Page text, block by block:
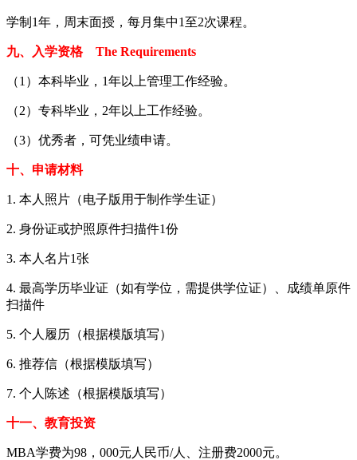
学制1年，周末面授，每月集中1至2次课程。
九、入学资格 The Requirements
（1）本科毕业，1年以上管理工作经验。
（2）专科毕业，2年以上工作经验。
（3）优秀者，可凭业绩申请。
十、申请材料
1. 本人照片（电子版用于制作学生证）
2. 身份证或护照原件扫描件1份
3. 本人名片1张
4. 最高学历毕业证（如有学位，需提供学位证）、成绩单原件
扫描件
5. 个人履历（根据模版填写）
6. 推荐信（根据模版填写）
7. 个人陈述（根据模版填写）
十一、教育投资
MBA学费为98，000元人民币/人、注册费2000元。